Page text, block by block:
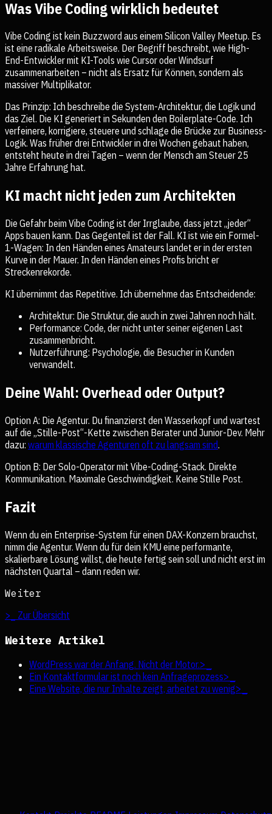
Was Vibe Coding wirklich bedeutet
Vibe Coding ist kein Buzzword aus einem Silicon Valley Meetup. Es
ist eine radikale Arbeitsweise. Der Begriff beschreibt, wie High-
End-Entwickler mit KI-Tools wie Cursor oder Windsurf
zusammenarbeiten – nicht als Ersatz für Können, sondern als
massiver Multiplikator.
Das Prinzip: Ich beschreibe die System-Architektur, die Logik und
das Ziel. Die KI generiert in Sekunden den Boilerplate-Code. Ich
verfeinere, korrigiere, steuere und schlage die Brücke zur Business-
Logik. Was früher drei Entwickler in drei Wochen gebaut haben,
entsteht heute in drei Tagen – wenn der Mensch am Steuer 25
Jahre Erfahrung hat.
KI macht nicht jeden zum Architekten
Die Gefahr beim Vibe Coding ist der Irrglaube, dass jetzt „jeder“
Apps bauen kann. Das Gegenteil ist der Fall. KI ist wie ein Formel-
1-Wagen: In den Händen eines Amateurs landet er in der ersten
Kurve in der Mauer. In den Händen eines Profis bricht er
Streckenrekorde.
KI übernimmt das Repetitive. Ich übernehme das Entscheidende:
Architektur: Die Struktur, die auch in zwei Jahren noch hält.
Performance: Code, der nicht unter seiner eigenen Last
zusammenbricht.
Nutzerführung: Psychologie, die Besucher in Kunden
verwandelt.
Deine Wahl: Overhead oder Output?
Option A: Die Agentur. Du finanzierst den Wasserkopf und wartest
auf die „Stille-Post“-Kette zwischen Berater und Junior-Dev. Mehr
dazu: warum klassische Agenturen oft zu langsam sind.
Option B: Der Solo-Operator mit Vibe-Coding-Stack. Direkte
Kommunikation. Maximale Geschwindigkeit. Keine Stille Post.
Fazit
Wenn du ein Enterprise-System für einen DAX-Konzern brauchst,
nimm die Agentur. Wenn du für dein KMU eine performante,
skalierbare Lösung willst, die heute fertig sein soll und nicht erst im
nächsten Quartal – dann reden wir.
Weiter
>_ Zur Übersicht
Weitere Artikel
WordPress war der Anfang. Nicht der Motor.>_
Ein Kontaktformular ist noch kein Anfrageprozess>_
Eine Website, die nur Inhalte zeigt, arbeitet zu wenig>_